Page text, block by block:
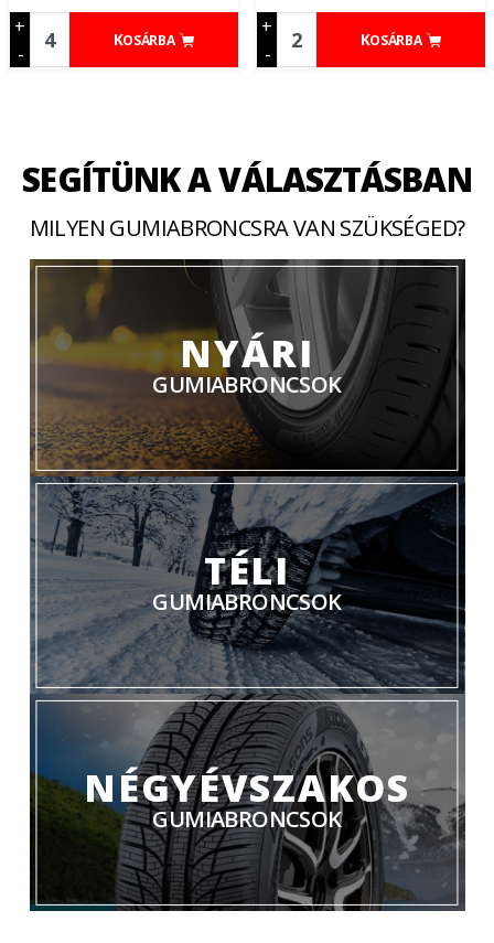
+
-
KOSÁRBA
+
-
KOSÁRBA
SEGÍTÜNK A VÁLASZTÁSBAN
MILYEN GUMIABRONCSRA VAN SZÜKSÉGED?
NYÁRI
GUMIABRONCSOK
TÉLI
GUMIABRONCSOK
NÉGYÉVSZAKOS
GUMIABRONCSOK